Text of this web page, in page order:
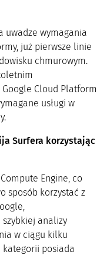
uwadze wymagania
już pierwsze linie
chmurowym.
Cloud Platform
usługi w
Surfera korzystając
Engine, co
sposób korzystać z
analizy
w ciągu kilku
kategorii posiada